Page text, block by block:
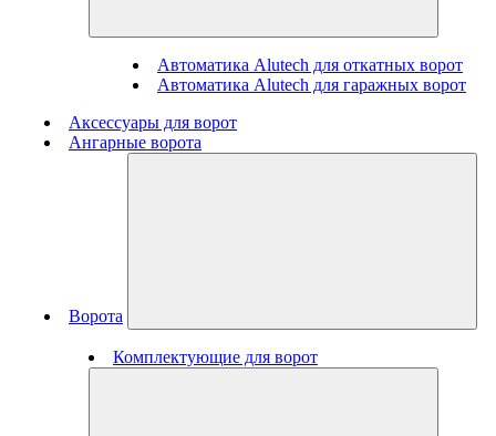
Автоматика Alutech для откатных ворот
Автоматика Alutech для гаражных ворот
Аксессуары для ворот
Ангарные ворота
Ворота
Комплектующие для ворот